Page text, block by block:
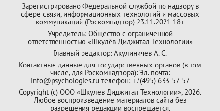
Зарегистрировано Федеральной службой по надзору в
сфере связи, информационных технологий и массовых
коммуникаций (Роскомнадзор) 23.11.2021 18+
Учредитель: Общество с ограниченной
ответственностью «Шкулёв Диджитал Технологии»
Главный редактор: Акулиничев А. С.
Контактные данные для государственных органов (в том
числе, для Роскомнадзора): Эл. почта:
info@psychologies.ru телефон: +7(495) 633-57-57
Copyright (с) ООО «Шкулёв Диджитал Технологии», 2026.
Любое воспроизведение материалов сайта без
разрешения редакции воспрещается.